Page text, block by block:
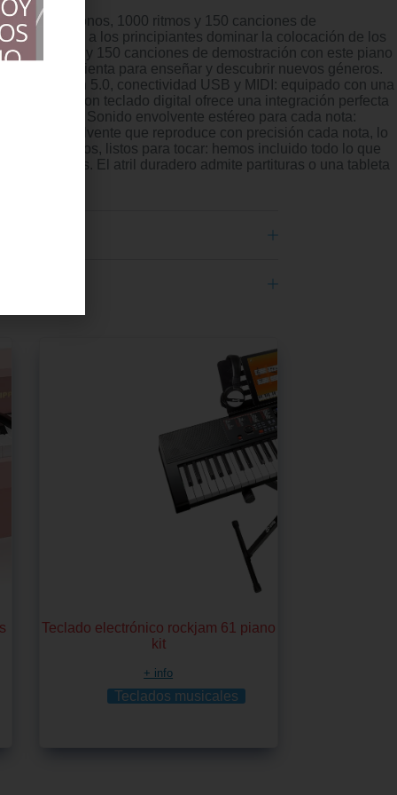
con 1000 tonos, 1000 ritmos y 150 canciones de
facilitan a los principiantes dominar la colocación de los
y 150 canciones de demostración con este piano
herramienta para enseñar y descubrir nuevos géneros.
Bluetooth 5.0, conectividad USB y MIDI: equipado con una
piano con teclado digital ofrece una integración perfecta
musical. Sonido envolvente estéreo para cada nota:
envolvente que reproduce con precisión cada nota, lo
completos, listos para tocar: hemos incluido todo lo que
incluidos. El atril duradero admite partituras o una tableta
Teclado electrónico rockjam 61 piano
kit
+ info
Teclados musicales